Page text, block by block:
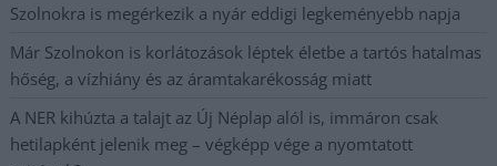
Szolnokra is megérkezik a nyár eddigi legkeményebb napja
Már Szolnokon is korlátozások léptek életbe a tartós hatalmas
hőség, a vízhiány és az áramtakarékosság miatt
A NER kihúzta a talajt az Új Néplap alól is, immáron csak
hetilapként jelenik meg – végképp vége a nyomtatott